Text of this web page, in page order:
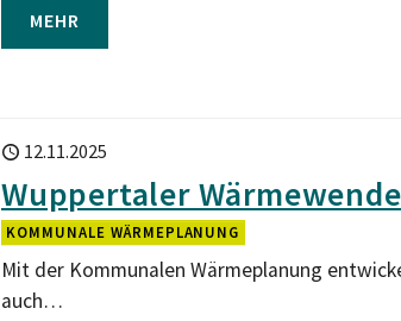
MEHR
12.11.2025
Wuppertaler
KOMMUNALE WÄRMEPLANUNG
Mit der Kommunalen Wärmeplanung
auch…